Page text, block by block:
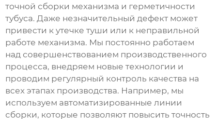
точной сборки механизма и герметичности
тубуса. Даже незначительный дефект может
привести к утечке туши или к неправильной
работе механизма. Мы постоянно работаем
над совершенствованием производственного
процесса, внедряем новые технологии и
проводим регулярный контроль качества на
всех этапах производства. Например, мы
используем автоматизированные линии
сборки, которые позволяют повысить точность